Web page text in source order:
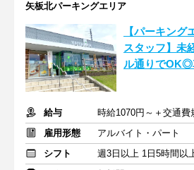
矢板北パーキングエリア
【パーキング
スタッフ】未
ル通りでOK◎
給与
時給1070円～＋交通費
雇用形態
アルバイト・パート
シフト
週3日以上 1日5時間以